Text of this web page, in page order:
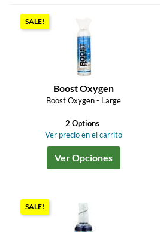
SALE!
Boost Oxygen
Boost Oxygen - Large
2 Options
Ver precio en el carrito
Ver Opciones
SALE!